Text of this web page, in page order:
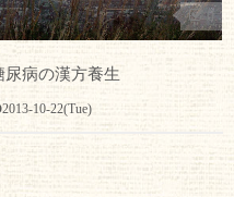
0
尿病の漢方養生
2013-10-22(Tue)